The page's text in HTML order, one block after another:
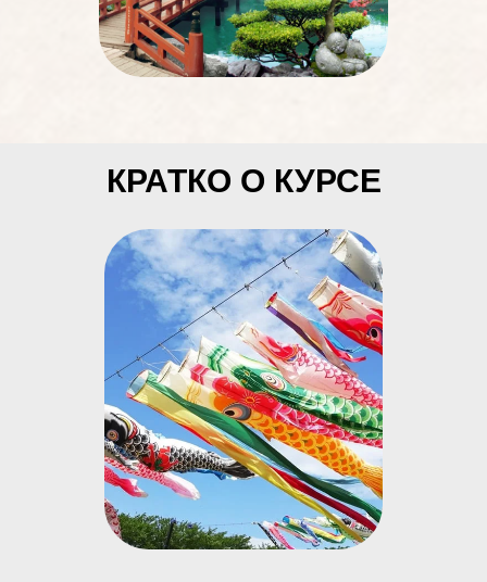
КРАТКО О КУРСЕ